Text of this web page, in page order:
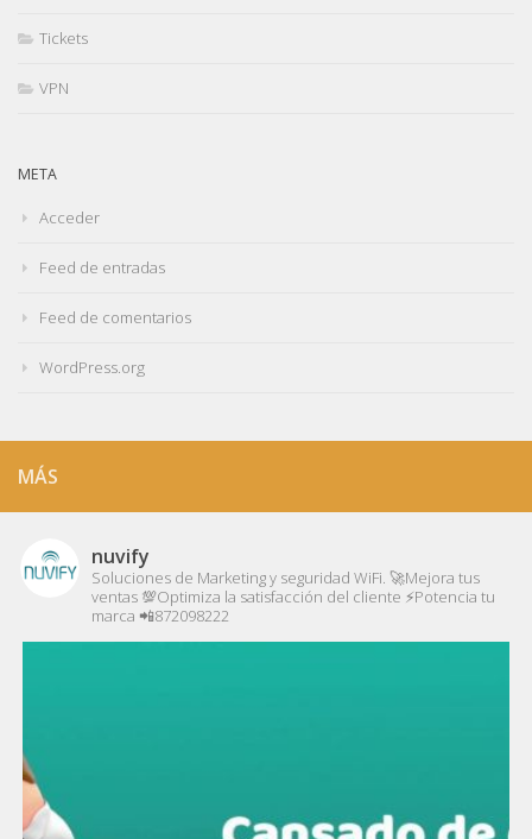
Tickets
VPN
META
Acceder
Feed de entradas
Feed de comentarios
WordPress.org
MÁS
nuvify
Soluciones de Marketing y seguridad WiFi. 🚀Mejora tus
ventas 💯Optimiza la satisfacción del cliente ⚡️Potencia tu
marca 📲872098222